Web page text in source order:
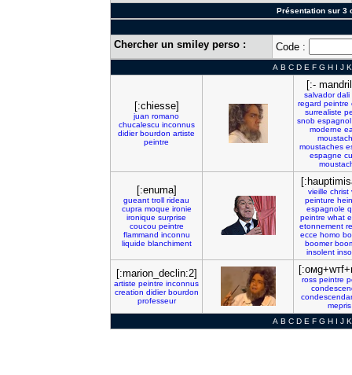
Présentation sur 3
Chercher un smiley perso : Code :
A B C D E F G H I J K
[:chiesse]
juan romano
chucalescu inconnus
didier bourdon artiste
peintre
[:-
salvador dali
regard peintre
surrealiste
snob espagnol
moderne
moustaches
espagne
[:enuma]
gueant troll rideau
cupra moque ironie
ironique surprise
coucou peintre
flammand inconnu
liquide blanchiment
vieille christ
peinture hein
espagnole
peintre what
etonnement
ecce homo
boomer
insolent
[:marion_declin:2]
artiste peintre inconnus
creation didier bourdon
professeur
ross peintre
mepris
A B C D E F G H I J K